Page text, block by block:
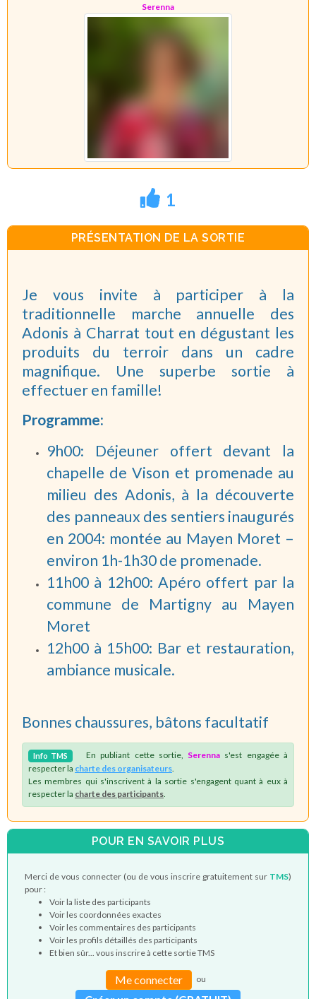
Serenna
1
PRÉSENTATION DE LA SORTIE
Je vous invite à participer à la
traditionnelle marche annuelle des
Adonis à Charrat tout en dégustant les
produits du terroir dans un cadre
magnifique. Une superbe sortie à
effectuer en famille!
Programme:
9h00: Déjeuner offert devant la
chapelle de Vison et promenade au
milieu des Adonis, à la découverte
des panneaux des sentiers inaugurés
en 2004: montée au Mayen Moret –
environ 1h-1h30 de promenade.
11h00 à 12h00: Apéro offert par la
commune de Martigny au Mayen
Moret
12h00 à 15h00: Bar et restauration,
ambiance musicale.
Bonnes chaussures, bâtons facultatif
Info TMS En publiant cette sortie, Serenna s'est engagée à
respecter la charte des organisateurs
Les membres qui s'inscrivent à la sortie s'engagent quant à eux à
respecter la charte des participants
POUR EN SAVOIR PLUS
Merci de vous connecter (ou de vous inscrire gratuitement sur TMS)
pour :
Voir la liste des participants
Voir les coordonnées exactes
Voir les commentaires des participants
Voir les profils détaillés des participants
Et bien sûr... vous inscrire à cette sortie TMS
Me connecter ou